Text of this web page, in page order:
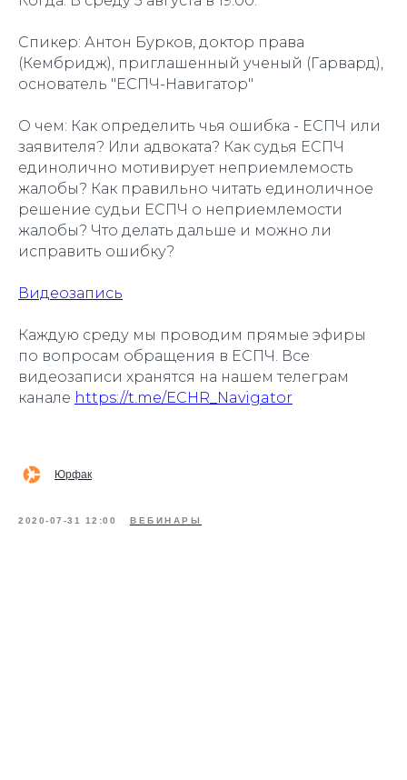
Спикер: Антон Бурков, доктор права
(Кембридж), приглашенный ученый (Гарвард),
основатель "ЕСПЧ-Навигатор"
О чем: Как определить чья ошибка - ЕСПЧ или
заявителя? Или адвоката? Как судья ЕСПЧ
единолично мотивирует неприемлемость
жалобы? Как правильно читать единоличное
решение судьи ЕСПЧ о неприемлемости
жалобы? Что делать дальше и можно ли
исправить ошибку?
Видеозапись
Каждую среду мы проводим прямые эфиры
по вопросам обращения в ЕСПЧ. Все
видеозаписи хранятся на нашем телеграм
канале https://t.me/ECHR_Navigator
Юрфак
2020-07-31 12:00 ВЕБИНАРЫ